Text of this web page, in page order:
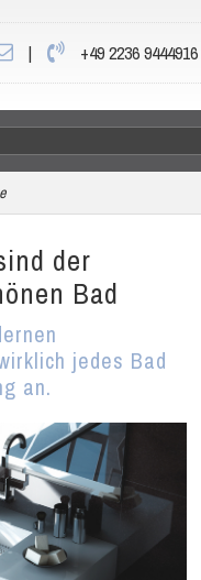
| +49 2236 9444916
der
Bad
jedes Bad
an.